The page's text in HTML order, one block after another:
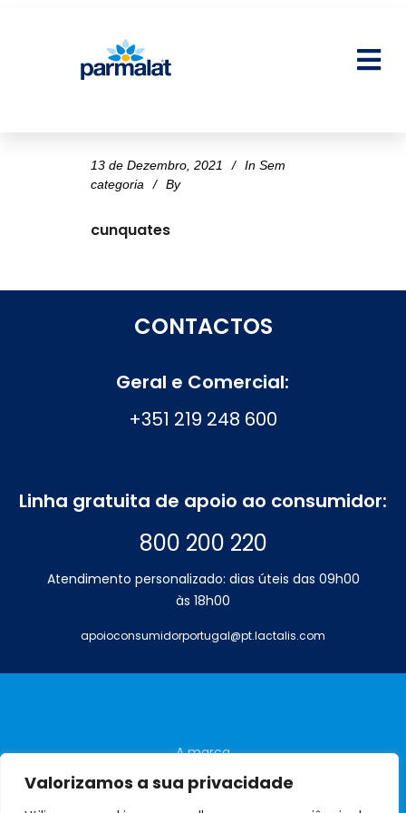
Valorizamos a sua privacidade
13 de Dezembro, 2021 In Sem
categoria
By
cunquates
CONTACTOS
Geral e Comercial:
+351 219 248 600
Linha gratuita de apoio ao consumidor:
800 200 220
Atendimento personalizado: dias úteis das 09h00
às 18h00
apoioconsumidorportugal@pt.lactalis.com
A marca
Perguntas frequentes
Contactos